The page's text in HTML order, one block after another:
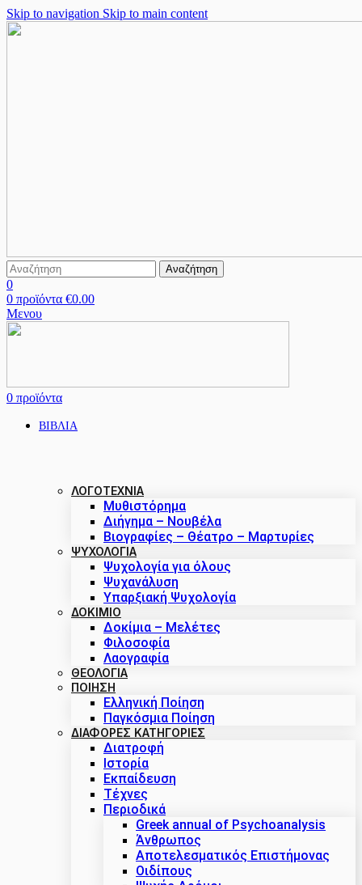
Skip to navigation Skip to main content
Αναζήτηση
0
0 προϊόντα €0.00
Μενου
0 προϊόντα
ΒΙΒΛΙΑ
ΛΟΓΟΤΕΧΝΙΑ
Μυθιστόρημα
Διήγημα – Νουβέλα
Βιογραφίες – Θέατρο – Μαρτυρίες
ΨΥΧΟΛΟΓΙΑ
Ψυχολογία για όλους
Ψυχανάλυση
Υπαρξιακή Ψυχολογία
ΔΟΚΊΜΙΟ
Δοκίμια – Μελέτες
Φιλοσοφία
Λαογραφία
ΘΕΟΛΟΓΙΑ
ΠΟΙΗΣΗ
Ελληνική Ποίηση
Παγκόσμια Ποίηση
ΔΙΑΦΟΡΕΣ ΚΑΤΗΓΟΡΙΕΣ
Διατροφή
Ιστορία
Εκπαίδευση
Τέχνες
Περιοδικά
Greek annual of Psychoanalysis
Άνθρωπος
Αποτελεσματικός Επιστήμονας
Οιδίπους